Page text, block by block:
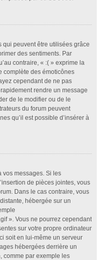
qui peuvent être utilisées grâce
des sentiments. Par
contraire, « :( » exprime la
complète des émoticônes
cependant de ne pas
rendre un message
de le modifier ou de le
du forum peuvent
qu’il est possible d’insérer à
vos messages. Si les
de pièces jointes, vous
Dans le cas contraire, vous
hébergée sur un
». Vous ne pourrez cependant
sur votre propre ordinateur
soit en lui-même un serveur
hébergées derrière un
comme par exemple les